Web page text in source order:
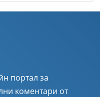
портал за
коментари от